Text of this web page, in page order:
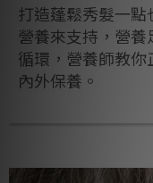
打造蓬鬆秀髮一
營養來支持，營
循環，營養師教
內外保養。